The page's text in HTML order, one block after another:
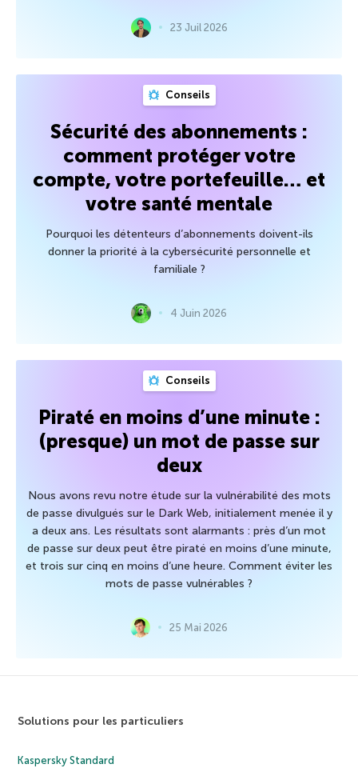
23 Juil 2026
Conseils
Sécurité des abonnements :
comment protéger votre
compte, votre portefeuille… et
votre santé mentale
Pourquoi les détenteurs d’abonnements doivent-ils
donner la priorité à la cybersécurité personnelle et
familiale ?
4 Juin 2026
Conseils
Piraté en moins d’une minute :
(presque) un mot de passe sur
deux
Nous avons revu notre étude sur la vulnérabilité des mots
de passe divulgués sur le Dark Web, initialement menée il y
a deux ans. Les résultats sont alarmants : près d’un mot
de passe sur deux peut être piraté en moins d’une minute,
et trois sur cinq en moins d’une heure. Comment éviter les
mots de passe vulnérables ?
25 Mai 2026
Solutions pour les particuliers
Kaspersky Standard